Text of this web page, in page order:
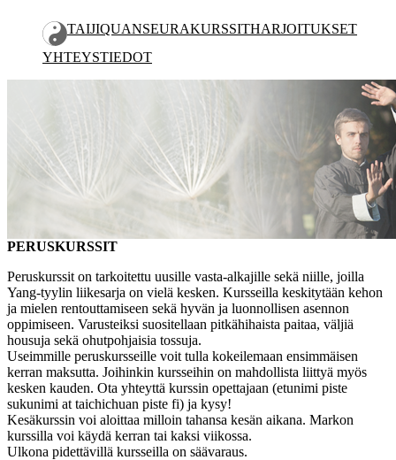
TAIJIQUANSEURAKURSSITHARJOITUKSET
YHTEYSTIEDOT
JATKOKURSSIT
LEIRIT JA SEMINAARIT
OPETUSOHJELMA
PERUSKURSSIT
Peruskurssit on tarkoitettu uusille vasta-alkajille sekä niille, joilla
Yang-tyylin liikesarja on vielä kesken. Kursseilla keskitytään kehon
ja mielen rentouttamiseen sekä hyvän ja luonnollisen asennon
oppimiseen. Varusteiksi suositellaan pitkähihaista paitaa, väljiä
housuja sekä ohutpohjaisia tossuja.
Useimmille peruskursseille voit tulla kokeilemaan ensimmäisen
kerran maksutta. Joihinkin kursseihin on mahdollista liittyä myös
kesken kauden. Ota yhteyttä kurssin opettajaan (etunimi piste
sukunimi at taichichuan piste fi) ja kysy!
Kesäkurssin voi aloittaa milloin tahansa kesän aikana. Markon
kurssilla voi käydä kerran tai kaksi viikossa.
Ulkona pidettävillä kursseilla on säävaraus.